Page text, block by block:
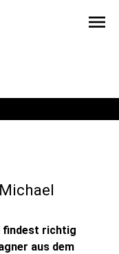
menu
findest richtig
aus dem